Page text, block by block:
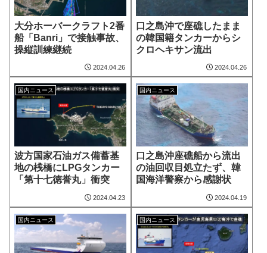
大分ホーバークラフト2番
船「Banri」で接触事故、
操縦訓練継続
2024.04.26
口之島沖で座礁したまま
の韓国籍タンカーからシ
クロヘキサン流出
2024.04.26
国内ニュース
波方国家石油ガス備蓄基
地の桟橋にLPGタンカー
「第十七徳誉丸」衝突
2024.04.23
国内ニュース
口之島沖座礁船から流出
の油回収目処立たず、韓
国海洋警察から感謝状
2024.04.19
国内ニュース 国内ニュース